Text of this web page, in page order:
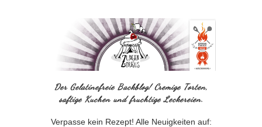
Der Gelatinefreie Backblog! Cremige Torten,
saftige Kuchen und fruchtige Leckereien.
Verpasse kein Rezept! Alle Neuigkeiten auf: